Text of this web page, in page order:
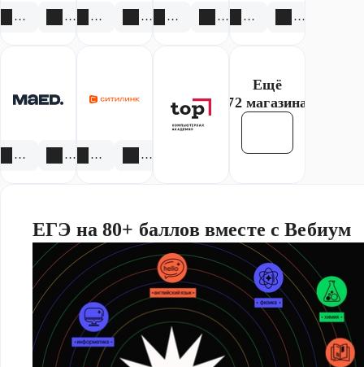
в в
8 акций 3 скидки1 акция 2 скидки2 акции 7 скидок2 акции 2 скидки
2 акции 1 скидка3 акции 1 скидка
Ещё
72 магазина
ЕГЭ на 80+ баллов вместе с Вебиум